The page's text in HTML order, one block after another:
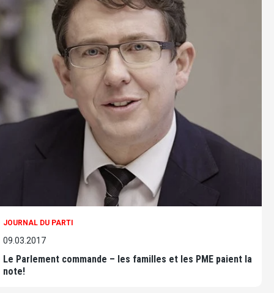
JOURNAL DU PARTI
09.03.2017
Le Parlement commande – les familles et les PME paient la
note!